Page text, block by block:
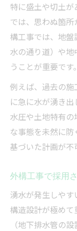
特に盛土や切土
では、思わぬ箇
構工事では、地
水の通り道）や
うことが重要です。
例えば、過去の
に急に水が湧き
水圧や土地特有
な事態を未然に
基づいた計画が不
外構工事で採用
湧水が発生しや
構造設計が極め
（地下排水管の